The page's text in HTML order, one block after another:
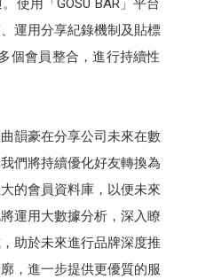
使用「GOSU BAR」平台
運用分享紀錄機制及貼標
個會員整合，進行持續性
韻豪在分享公司未來在數
們將持續優化好友轉換為
的會員資料庫，以便未來
運用大數據分析，深入瞭
助於未來進行品牌深度推
，進一步提供更優質的服